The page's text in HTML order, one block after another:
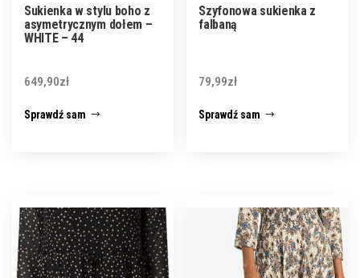
Sukienka w stylu boho z
asymetrycznym dołem –
WHITE – 44
649,90zł
Sprawdź sam
Szyfonowa sukienka z
falbaną
79,99zł
Sprawdź sam